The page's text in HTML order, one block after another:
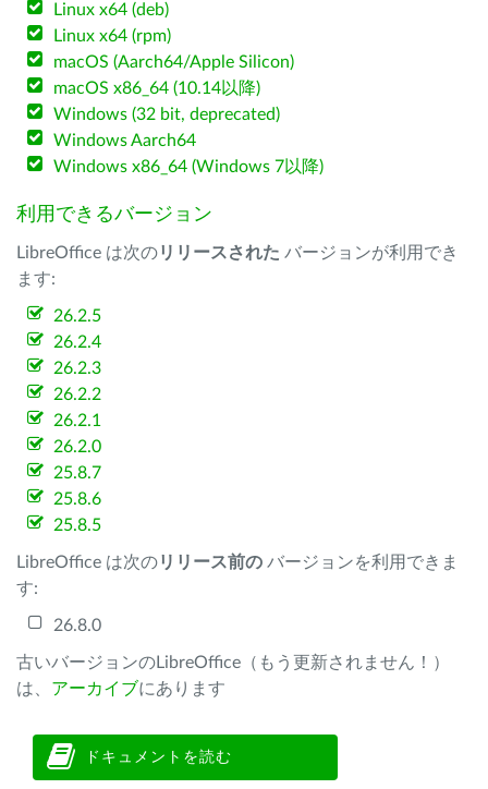
Linux x64 (deb)
Linux x64 (rpm)
macOS (Aarch64/Apple Silicon)
macOS x86_64 (10.14以降)
Windows (32 bit, deprecated)
Windows Aarch64
Windows x86_64 (Windows 7以降)
利用できるバージョン
LibreOffice は次のリリースされた バージョンが利用でき
ます:
26.2.5
26.2.4
26.2.3
26.2.2
26.2.1
26.2.0
25.8.7
25.8.6
25.8.5
LibreOffice は次のリリース前の バージョンを利用できま
す:
26.8.0
古いバージョンのLibreOffice（もう更新されません！）
は、 アーカイブにあります
ドキュメントを読む